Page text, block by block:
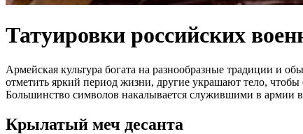
Татуировки российских
Армейская культура богата на разнообразные традиции и
отметить яркий период жизни, другие украшают тело,
Большинство символов накалывается служившими в армии в
Крылатый меч десанта